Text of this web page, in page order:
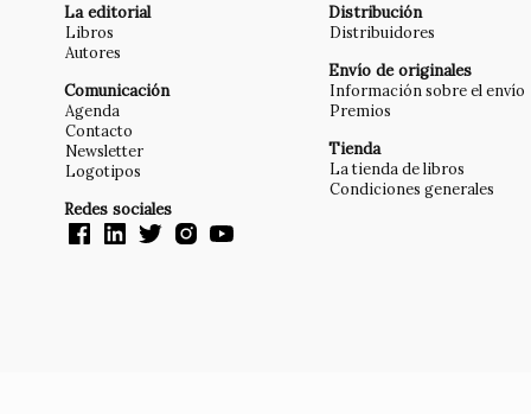
La editorial
Libros
Autores
Comunicación
Agenda
Contacto
Newsletter
Logotipos
Redes sociales
Distribución
Distribuidores
Envío de originales
Información sobre el envío
Premios
Tienda
La tienda de libros
Condiciones generales